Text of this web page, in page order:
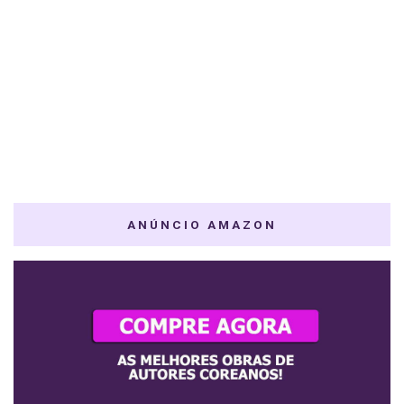
ANÚNCIO AMAZON